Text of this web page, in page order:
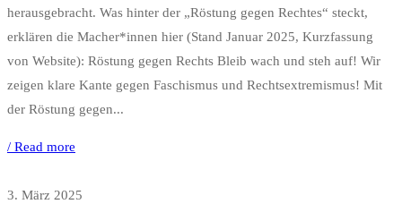
herausgebracht. Was hinter der „Röstung gegen Rechtes“ steckt,
erklären die Macher*innen hier (Stand Januar 2025, Kurzfassung
von Website): Röstung gegen Rechts Bleib wach und steh auf! Wir
zeigen klare Kante gegen Faschismus und Rechtsextremismus! Mit
der Röstung gegen...
/ Read more
3. März 2025